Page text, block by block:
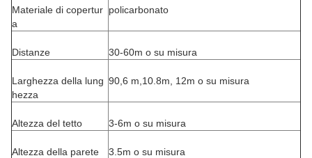
Materiale di copertur
a
policarbonato
Distanze 30-60m o su misura
Larghezza della lung
hezza
90,6 m,10.8m, 12m o su misura
Altezza del tetto 3-6m o su misura
Altezza della parete 3.5m o su misura